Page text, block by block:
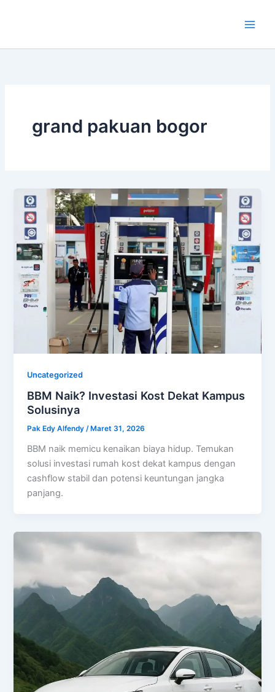
grand pakuan bogor
Uncategorized
BBM Naik? Investasi Kost Dekat Kampus
Solusinya
Pak Edy Alfendy/ Maret 31, 2026
BBM naik memicu kenaikan biaya hidup. Temukan
solusi investasi rumah kost dekat kampus dengan
cashflow stabil dan potensi keuntungan jangka
panjang.